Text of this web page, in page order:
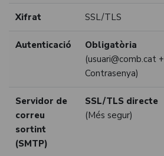
Xifrat SSL/TLS
Autenticació
Obligatòria
(usuari@comb.cat +
Contrasenya)
Servidor de
correu
sortint
(SMTP)
SSL/TLS directe
(Més segur)